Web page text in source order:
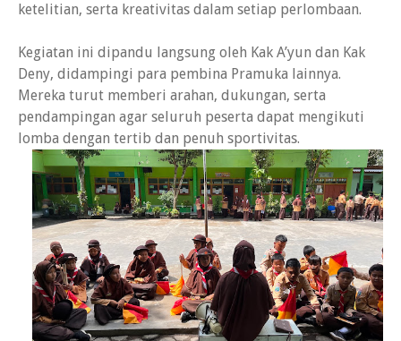
ketelitian, serta kreativitas dalam setiap perlombaan.
Kegiatan ini dipandu langsung oleh Kak A’yun dan Kak
Deny, didampingi para pembina Pramuka lainnya.
Mereka turut memberi arahan, dukungan, serta
pendampingan agar seluruh peserta dapat mengikuti
lomba dengan tertib dan penuh sportivitas.